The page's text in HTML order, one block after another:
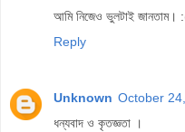
আমি নিজেও ভুলটাই জানতাম।
Reply
Unknown October
ধন্যবাদ ও কৃতজ্ঞতা ।